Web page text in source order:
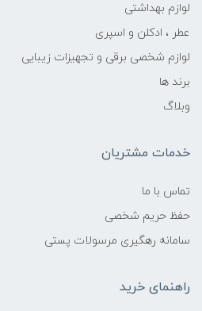
لوازم بهداشتی
عطر ، ادکلن و اسپری
لوازم شخصی برقی و تجهیزات زیبایی
برند ها
وبلاگ
خدمات مشتریان
تماس با ما
حفظ حریم شخصی
سامانه رهگیری مرسولات پستی
راهنمای خرید